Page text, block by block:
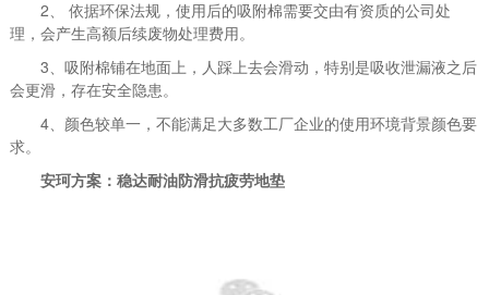
2、 依据环保法规，使用后的吸附棉需要交由有资质的公司处
理，会产生高额后续废物处理费用。
3、吸附棉铺在地面上，人踩上去会滑动，特别是吸收泄漏液之后
会更滑，存在安全隐患。
4、颜色较单一，不能满足大多数工厂企业的使用环境背景颜色要
求。
安珂方案：稳达耐油防滑抗疲劳地垫